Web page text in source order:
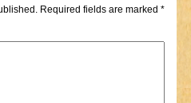
Required fields are marked *